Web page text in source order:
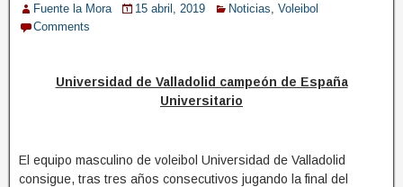
Fuente la Mora 15 abril, 2019 Noticias Voleibol
Comments
Universidad de Valladolid campeón de España
Universitario
El equipo masculino de voleibol Universidad de Valladolid
consigue, tras tres años consecutivos jugando la final del